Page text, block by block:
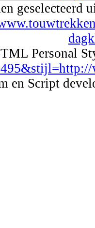
geselecteerd
Personal
en Script